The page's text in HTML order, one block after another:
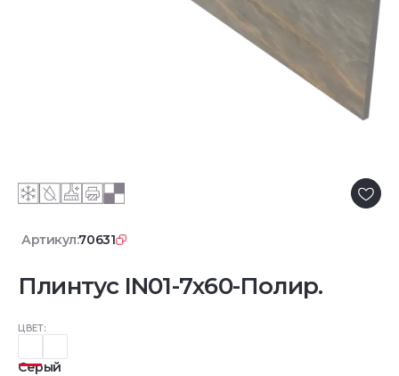
Артикул:70631
Плинтус IN01-7x60-Полир.
ЦВЕТ:
Серый